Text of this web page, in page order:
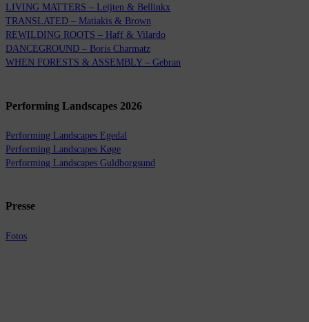
LIVING MATTERS – Leijten & Bellinkx
TRANSLATED – Matiakis & Brown
REWILDING ROOTS – Haff & Vilardo
DANCEGROUND – Boris Charmatz
WHEN FORESTS & ASSEMBLY – Gebran
Performing Landscapes 2026
Performing Landscapes Egedal
Performing Landscapes Køge
Performing Landscapes Guldborgsund
Presse
Fotos